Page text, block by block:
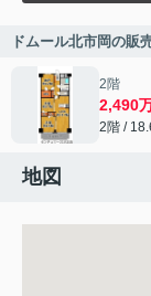
ドムール北市岡の販
2階
2,490
2階 /
地図